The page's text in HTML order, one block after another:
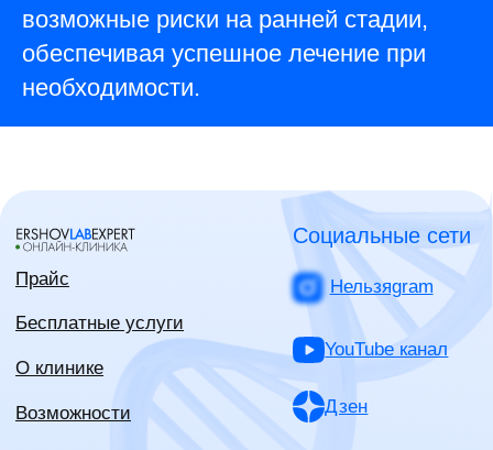
возможные риски на ранней стадии,
обеспечивая успешное лечение при
необходимости.